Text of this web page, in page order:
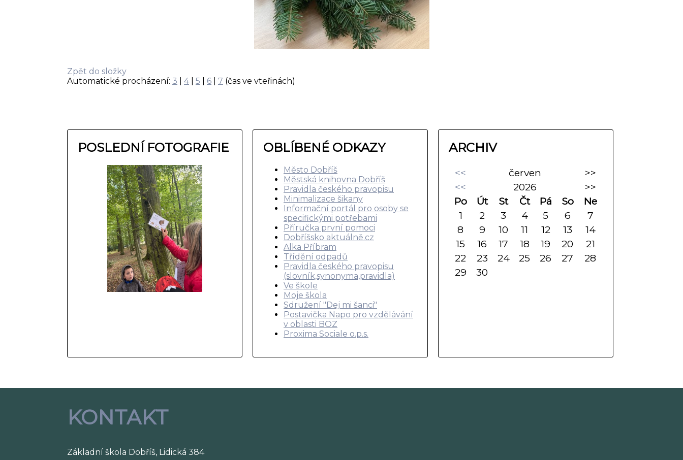
Zpět do složky
Automatické procházení: 3 4| 5 6 7 (čas ve vteřinách)
POSLEDNÍ FOTOGRAFIE OBLÍBENÉ ODKAZY
Město Dobříš
Městská knihovna Dobříš
Pravidla českého pravopisu
Minimalizace šikany
Informační portál pro osoby se
specifickými potřebami
Příručka první pomoci
Dobříšsko aktuálně.cz
Alka Příbram
Třídění odpadů
Pravidla českého pravopisu
(slovník,synonyma,pravidla)
Ve škole
Moje škola
Sdružení "Dej mi šanci"
Postavička Napo pro vzdělávání
v oblasti BOZ
Proxima Sociale o.p.s.
ARCHIV
<< červen
>>
<<
2026
>>
Po
Út St Čt Pá So
Ne
1
2 3 4 5 6
7
8
9 10 11 12 13
14
15
16 17 18 19 20
21
22
23 24 25 26 27
28
29
30
KONTAKT
Základní škola Dobříš, Lidická 384